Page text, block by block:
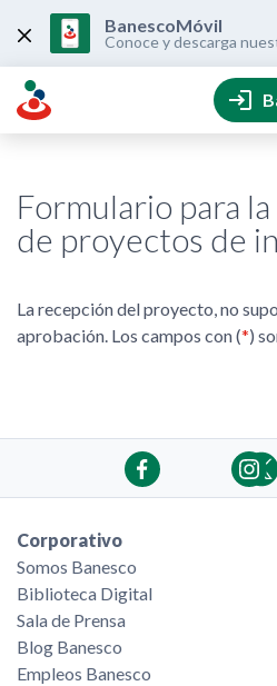
content
BanescoMóvil
Conoce y descarga
Formulario para
de proyectos de
La recepción del proyecto, no
aprobación. Los campos con (*)
Corporativo
Somos Banesco
Biblioteca Digital
Sala de Prensa
Blog Banesco
Empleos Banesco